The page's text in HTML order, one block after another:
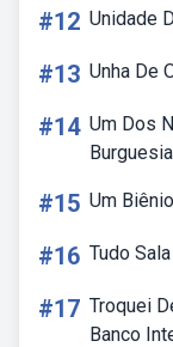
#12 Unidade
#13 Unha De
#14 Um Dos
#15 Um
#16 Tudo
#17 Troquei
Banco